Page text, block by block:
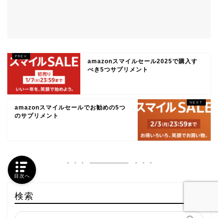
amazonスマイルセール2025で購入す
べき5つサプリメント
amazonスマイルセールでお勧めの5つ
のサプリメント
検索
目次へ